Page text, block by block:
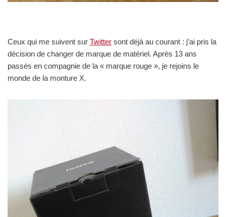
Ceux qui me suivent sur Twitter sont déjà au courant : j’ai pris la
décision de changer de marque de matériel. Après 13 ans
passés en compagnie de la « marque rouge », je rejoins le
monde de la monture X.